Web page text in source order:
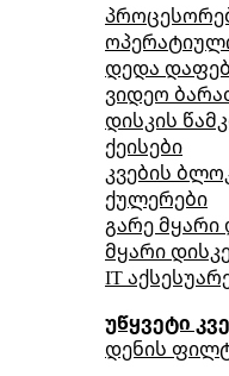
დედა
ვიდეო
დისკის
ქეისები
კვების
ქულერები
გარე მყარი
მყარი
IT
უწყვეტი
დენის